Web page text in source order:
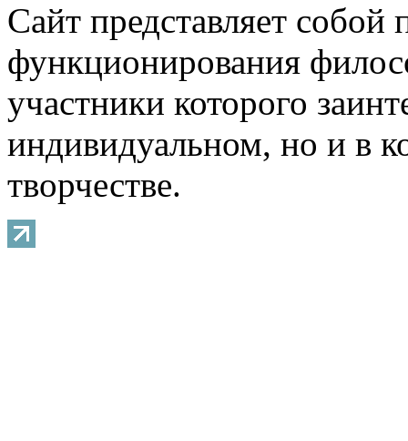
Сайт представляет собой
функционирования
участники которого
индивидуальном, но и в
творчестве.